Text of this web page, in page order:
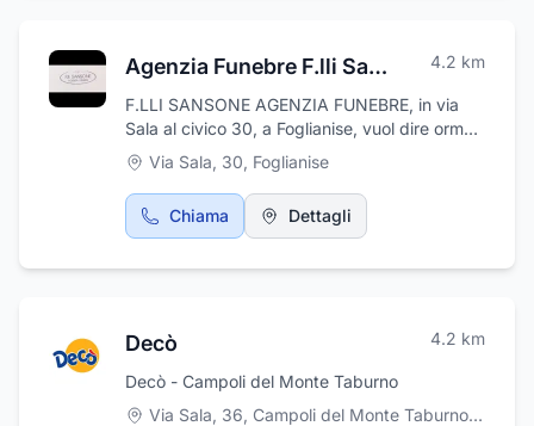
Agenzia Funebre F.lli Sansone 4.2 km
F.LLI SANSONE AGENZIA FUNEBRE, in via
Sala al civico 30, a Foglianise, vuol dire ormai
da molti anni, esperienza e professionalità al
servizio della clientela. Il nostro supporto, è
completo e lo staff qualificato, pronto per
accompagnare il cliente in questo triste
pratiche cimiteriali, sollevandoti da qualsiasi
Via Sala, 30, Foglianise
Chiama Dettagli
Decò 4.2 km
Decò - Campoli del Monte Taburno
Via Sala, 36, Campoli del Monte Taburno
,